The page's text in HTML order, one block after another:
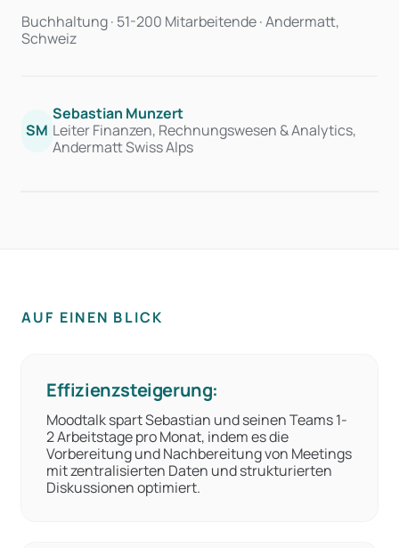
Buchhaltung · 51-200 Mitarbeitende · Andermatt,
Schweiz
SM
Sebastian Munzert
Leiter Finanzen, Rechnungswesen & Analytics,
Andermatt Swiss Alps
AUF EINEN BLICK
Effizienzsteigerung:
Moodtalk spart Sebastian und seinen Teams 1-
2 Arbeitstage pro Monat, indem es die
Vorbereitung und Nachbereitung von Meetings
mit zentralisierten Daten und strukturierten
Diskussionen optimiert.